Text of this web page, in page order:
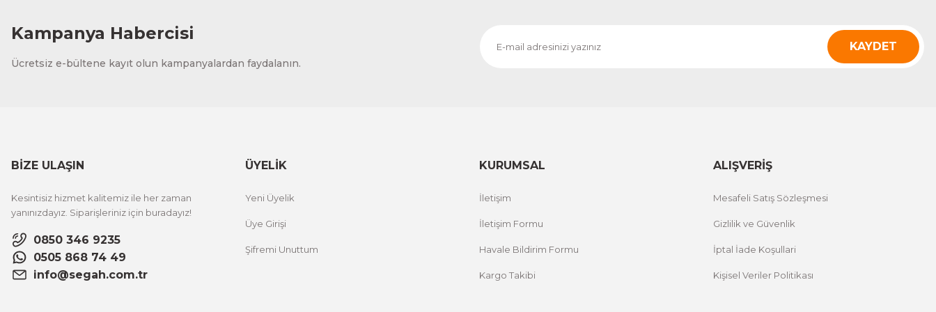
Kampanya Habercisi
Ücretsiz e-bültene kayıt olun kampanyalardan faydalanın.
KAYDET
BİZE ULAŞIN
Kesintisiz hizmet kalitemiz ile her zaman
yanınızdayız. Siparişleriniz için buradayız!
0850 346 9235
0505 868 74 49
info@segah.com.tr
ÜYELİK
Yeni Üyelik
Üye Girişi
Şifremi Unuttum
KURUMSAL
İletişim
İletişim Formu
Havale Bildirim Formu
Kargo Takibi
ALIŞVERİŞ
Mesafeli Satış Sözleşmesi
Gizlilik ve Güvenlik
İptal İade Koşullari
Kişisel Veriler Politikası